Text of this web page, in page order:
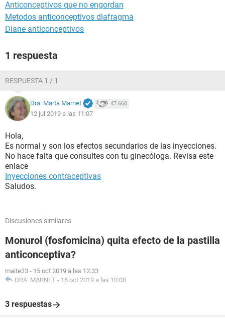
Anticonceptivos que no engordan
Metodos anticonceptivos diafragma
Diane anticonceptivos
1 respuesta
RESPUESTA 1 / 1
Dra. Marta Marnet 47.660
12 jul 2019 a las 11:07
Hola,
Es normal y son los efectos secundarios de las inyecciones.
No hace falta que consultes con tu ginecóloga. Revisa este
enlace
Inyecciones contraceptivas
Saludos.
Discusiones similares
Monurol (fosfomicina) quita efecto de la pastilla
anticonceptiva?
maite33 - 15 oct 2019 a las 12:33
DRA. MARNET - 16 oct 2019 a las 10:00
3 respuestas